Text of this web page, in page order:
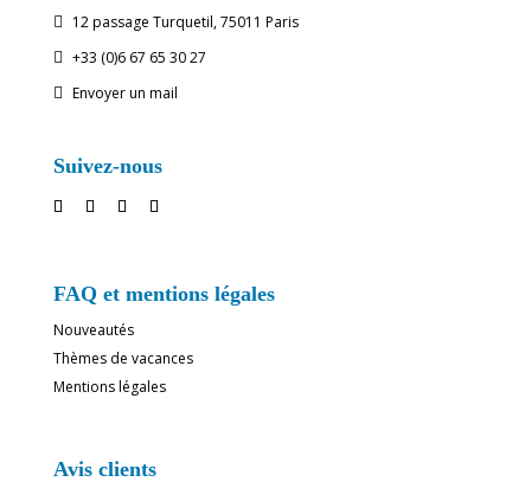
 12 passage Turquetil, 75011 Paris
 +33 (0)6 67 65 30 27
 Envoyer un mail
Suivez-nous
FAQ et mentions légales
Nouveautés
Thèmes de vacances
Mentions légales
Avis clients